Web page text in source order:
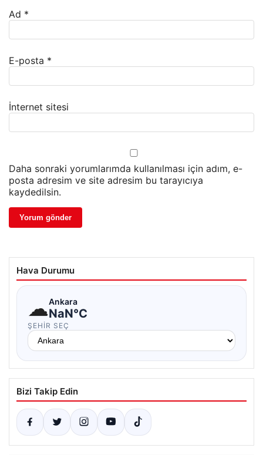
Ad *
E-posta *
İnternet sitesi
Daha sonraki yorumlarımda kullanılması için adım, e-
posta adresim ve site adresim bu tarayıcıya
kaydedilsin.
Hava Durumu
☁Ankara
NaN°C
ŞEHIR SEÇ
Bizi Takip Edin